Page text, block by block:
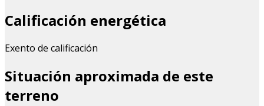
Calificación energética
Exento de calificación
Situación aproximada de este
terreno